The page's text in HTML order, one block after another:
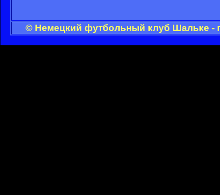
© Немецкий футбольный клуб Шальке -